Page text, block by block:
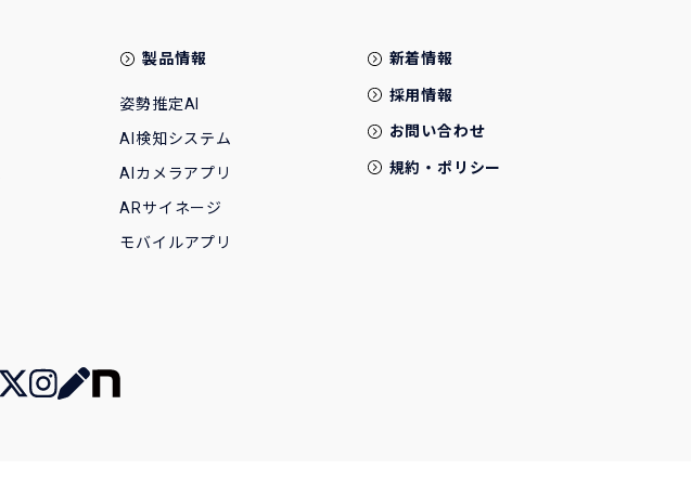
製品情報
姿勢推定AI
AI検知システム
AIカメラアプリ
ARサイネージ
モバイルアプリ
新着情報
採用情報
お問い合わせ
規約・ポリシー